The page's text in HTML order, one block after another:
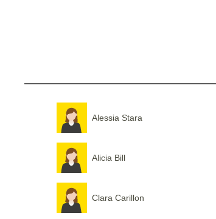
Alessia Stara
Alicia Bill
Clara Carillon